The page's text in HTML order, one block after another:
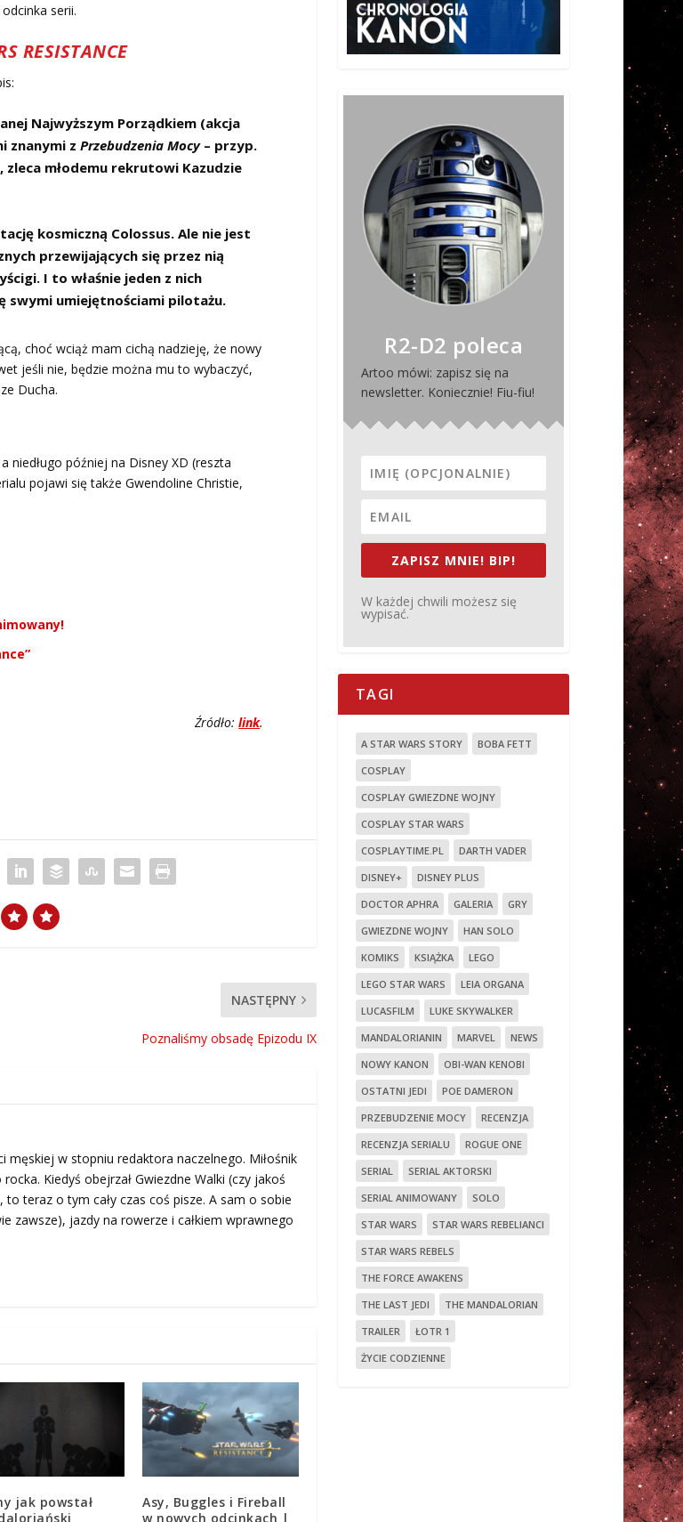
serii.
RESISTANCE
Najwyższym Porządkiem (akcja
znanymi z Przebudzenia Mocy– przyp.
zleca młodemu rekrutowi Kazudzie
kosmiczną Colossus. Ale nie jest
przewijających się przez nią
I to właśnie jeden z nich
swymi umiejętnościami pilotażu.
choć wciąż mam cichą nadzieję, że nowy
jeśli nie, będzie można mu to wybaczyć,
Ducha.
niedługo później na Disney XD (reszta
pojawi się także Gwendoline Christie,
Źródło:link.
NASTĘPNY
Poznaliśmy obsadę Epizodu IX
męskiej w stopniu redaktora naczelnego. Miłośnik
Kiedyś obejrzał Gwiezdne Walki (czy jakoś
teraz o tym cały czas coś pisze. A sam o sobie
zawsze), jazdy na rowerze i całkiem wprawnego
jak powstał
Asy, Buggles i Fireball
w nowych odcinkach |
R2-D2 poleca
Artoo mówi: zapisz się na
newsletter. Koniecznie! Fiu-fiu!
ZAPISZ MNIE! BIP!
W każdej chwili możesz się
wypisać.
TAGI
A STAR WARS STORY
BOBA FETT
COSPLAY
COSPLAY GWIEZDNE WOJNY
COSPLAY STAR WARS
COSPLAYTIME.PL
DARTH VADER
DISNEY+
DISNEY PLUS
DOCTOR APHRA
GALERIA
GRY
GWIEZDNE WOJNY
HAN SOLO
KOMIKS
KSIĄŻKA
LEGO
LEGO STAR WARS
LEIA ORGANA
LUCASFILM
LUKE SKYWALKER
MANDALORIANIN
MARVEL
NEWS
NOWY KANON
OBI-WAN KENOBI
OSTATNI JEDI
POE DAMERON
PRZEBUDZENIE MOCY
RECENZJA
RECENZJA SERIALU
ROGUE ONE
SERIAL
SERIAL AKTORSKI
SERIAL ANIMOWANY
SOLO
STAR WARS
STAR WARS REBELIANCI
STAR WARS REBELS
THE FORCE AWAKENS
THE LAST JEDI
THE MANDALORIAN
TRAILER
ŁOTR 1
ŻYCIE CODZIENNE